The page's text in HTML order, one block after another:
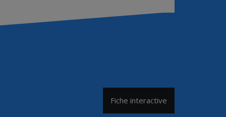
Fiche interactive